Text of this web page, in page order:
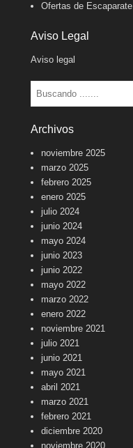
Ofertas de Escaparate
Aviso Legal
Aviso legal
Buscar
Archivos
noviembre 2025
marzo 2025
febrero 2025
enero 2025
julio 2024
junio 2024
mayo 2024
junio 2023
junio 2022
mayo 2022
marzo 2022
enero 2022
noviembre 2021
julio 2021
junio 2021
mayo 2021
abril 2021
marzo 2021
febrero 2021
diciembre 2020
noviembre 2020